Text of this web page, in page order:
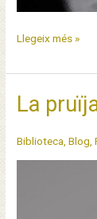
El
era
de
Llegeix més »
La
Biblioteca ,Blog ,